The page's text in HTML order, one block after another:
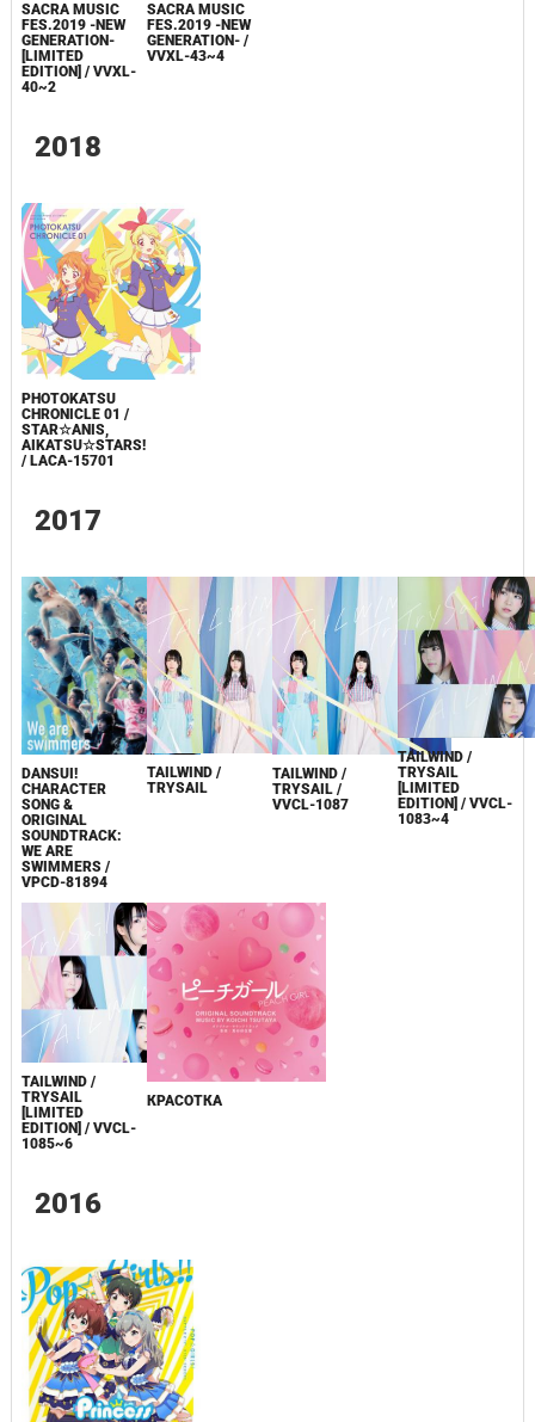
SACRA MUSIC
FES.2019 -NEW
GENERATION-
[LIMITED
EDITION] / VVXL-
40~2
SACRA MUSIC
FES.2019 -NEW
GENERATION- /
VVXL-43~4
2018
PHOTOKATSU
CHRONICLE 01 /
STAR☆ANIS,
AIKATSU☆STARS!
/ LACA-15701
2017
DANSUI!
CHARACTER
SONG &
ORIGINAL
SOUNDTRACK:
WE ARE
SWIMMERS /
VPCD-81894
TAILWIND /
TRYSAIL
TAILWIND /
TRYSAIL /
VVCL-1087
TAILWIND /
TRYSAIL
[LIMITED
EDITION] / VVCL-
1083~4
TAILWIND /
TRYSAIL
[LIMITED
EDITION] / VVCL-
1085~6
КРАСОТКА
2016